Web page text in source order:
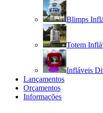
Blimps
Totem
Infláveis
Lançamentos
Orçamentos
Informações